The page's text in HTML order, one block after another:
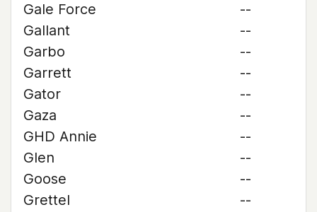
Gale Force
--
Gallant
--
Garbo
--
Garrett
--
Gator
--
Gaza
--
GHD Annie
--
Glen
--
Goose
--
Grettel
--